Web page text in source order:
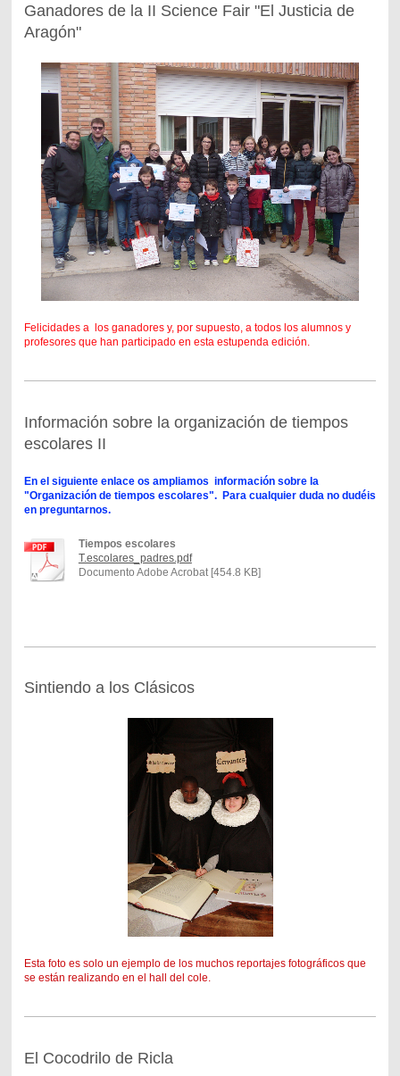
Ganadores de la II Science Fair "El Justicia de
Aragón"
Felicidades a los ganadores y, por supuesto, a todos los alumnos y
profesores que han participado en esta estupenda edición.
Información sobre la organización de tiempos
escolares II
En el siguiente enlace os ampliamos información sobre la
"Organización de tiempos escolares". Para cualquier duda no dudéis
en preguntarnos.
Tiempos escolares
T.escolares_padres.pdf
Documento Adobe Acrobat [454.8 KB]
Sintiendo a los Clásicos
Esta foto es solo un ejemplo de los muchos reportajes fotográficos que
se están realizando en el hall del cole.
El Cocodrilo de Ricla